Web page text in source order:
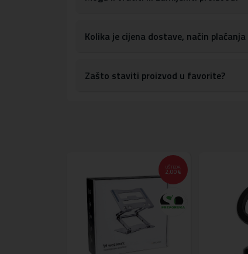
Kolika je cijena dostave, način
Zašto staviti proizvod u favorite?
UŠTEDA
2,00 €